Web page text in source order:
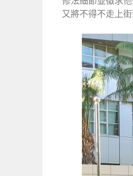
又將不得不走上